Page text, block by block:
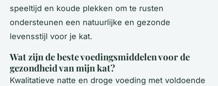
speeltijd en koude plekken om te rusten
ondersteunen een natuurlijke en gezonde
levensstijl voor je kat.
Wat zijn de beste voedingsmiddelen voor de
gezondheid van mijn kat?
Kwalitatieve natte en droge voeding met voldoende